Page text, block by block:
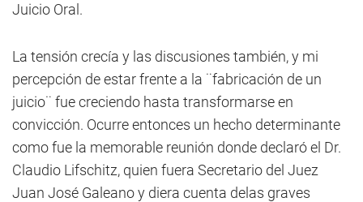
Juicio Oral.
La tensión crecía y las discusiones también, y mi
percepción de estar frente a la ¨fabricación de un
juicio¨ fue creciendo hasta transformarse en
convicción. Ocurre entonces un hecho determinante
como fue la memorable reunión donde declaró el Dr.
Claudio Lifschitz, quien fuera Secretario del Juez
Juan José Galeano y diera cuenta delas graves